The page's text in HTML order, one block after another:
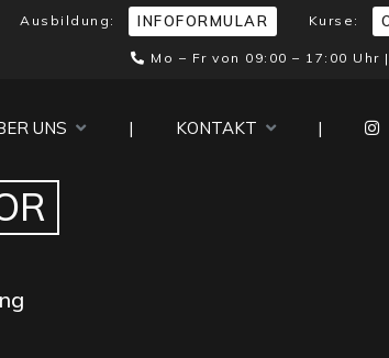
Ausbildung: INFOFORMULAR Kurse:
Mo – Fr von 09:00 – 17:00 Uhr |
UNS | KONTAKT |